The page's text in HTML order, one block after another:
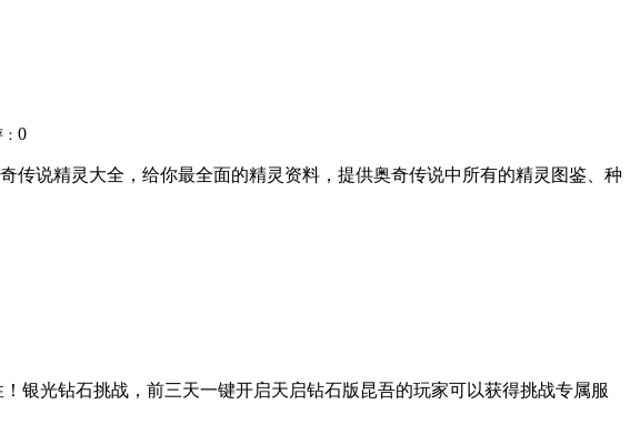
0
传说精灵大全，给你最全面的精灵资料，提供奥奇传说中所有的精灵图鉴、种
银光钻石挑战，前三天一键开启天启钻石版昆吾的玩家可以获得挑战专属服